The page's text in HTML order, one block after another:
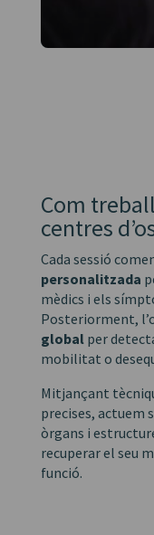
Com
centres
Cada sessió
personalitzada
mèdics i els
Posteriorment,
global per
mobilitat o
Mitjançant
precises, actuem
òrgans i
recuperar el seu
funció.